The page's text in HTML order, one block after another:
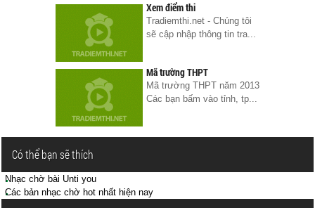
Xem điểm thi
Tradiemthi.net - Chúng tôi
sẽ cập nhập thông tin tra...
Mã trường THPT
Mã trường THPT năm 2013
Các bạn bấm vào tỉnh, tp...
Có thể bạn sẽ thích
Nhạc chờ bài Unti you
Các bản nhạc chờ hot nhất hiện nay